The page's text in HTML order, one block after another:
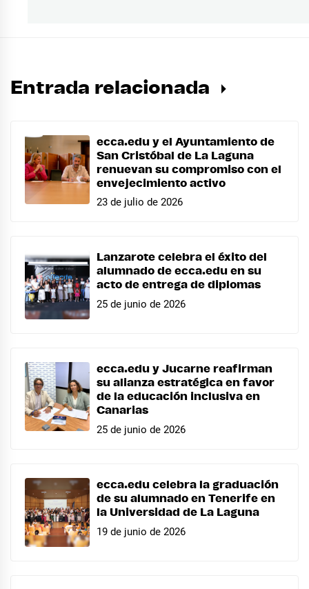
Entrada relacionada
ecca.edu y el Ayuntamiento de
San Cristóbal de La Laguna
renuevan su compromiso con el
envejecimiento activo
23 de julio de 2026
Lanzarote celebra el éxito del
alumnado de ecca.edu en su
acto de entrega de diplomas
25 de junio de 2026
ecca.edu y Jucarne reafirman
su alianza estratégica en favor
de la educación inclusiva en
Canarias
25 de junio de 2026
ecca.edu celebra la graduación
de su alumnado en Tenerife en
la Universidad de La Laguna
19 de junio de 2026